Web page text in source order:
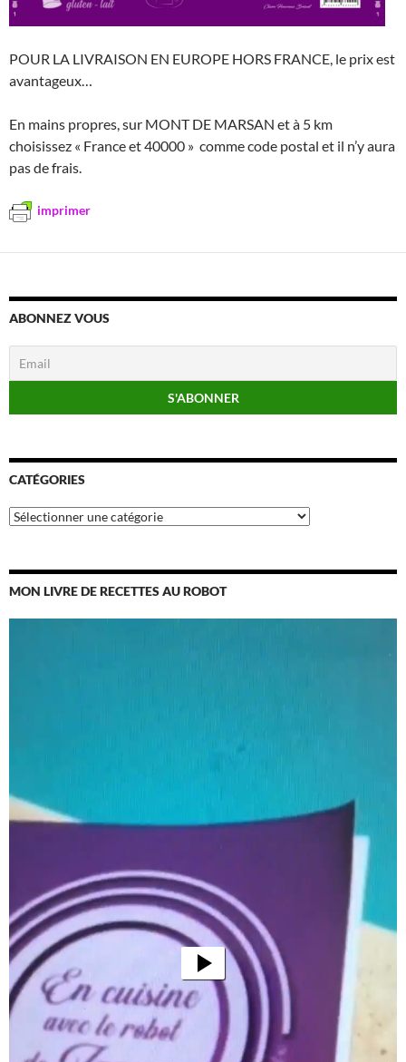
POUR LA LIVRAISON EN EUROPE HORS FRANCE, le prix est
avantageux…
En mains propres, sur MONT DE MARSAN et à 5 km
choisissez « France et 40000 » comme code postal et il n’y aura
pas de frais.
imprimer
ABONNEZ VOUS
CATÉGORIES
Catégories
MON LIVRE DE RECETTES AU ROBOT